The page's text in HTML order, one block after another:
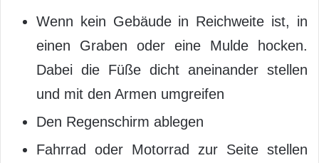
Wenn kein Gebäude in Reichweite ist, in
einen Graben oder eine Mulde hocken.
Dabei die Füße dicht aneinander stellen
und mit den Armen umgreifen
Den Regenschirm ablegen
Fahrrad oder Motorrad zur Seite stellen